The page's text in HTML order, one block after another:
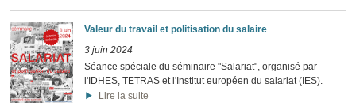
Valeur du travail et politisation du salaire
3 juin 2024
Séance spéciale du séminaire "Salariat", organisé par
l'IDHES, TETRAS et l'Institut européen du salariat (IES).
Lire la suite